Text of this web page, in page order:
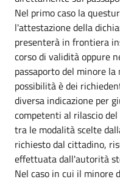
Nel primo caso la
l'attestazione della
presenterà in frontiera
corso di validità oppure
passaporto del minore
possibilità è dei
diversa indicazione per
competenti al rilascio
tra le modalità scelte
richiesto dal cittadino,
effettuata dall'autorità
Nel caso in cui il minore